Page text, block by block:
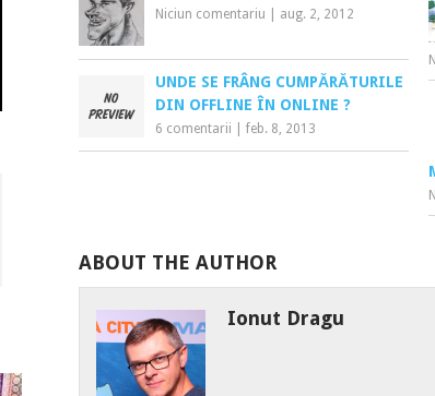
Niciun comentariu aug. 2, 2012
UNDE SE FRÂNG CUMPĂRĂTURILE
DIN OFFLINE ÎN ONLINE ?
6 comentarii feb. 8, 2013
ABOUT THE AUTHOR
Ionut Dragu